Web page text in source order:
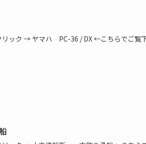
ック → ヤマハ PC-36 / DX ←こちらでご覧